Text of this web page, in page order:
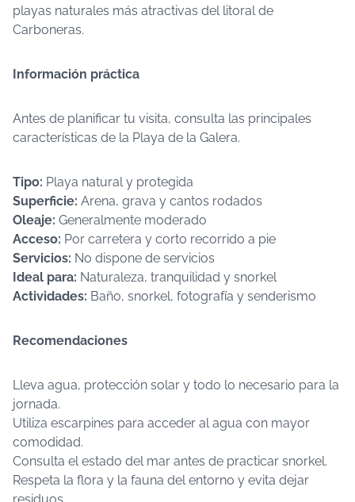
playas naturales más atractivas del litoral de
Carboneras.
Información práctica
Antes de planificar tu visita, consulta las principales
características de la Playa de la Galera.
Tipo: Playa natural y protegida
Superficie: Arena, grava y cantos rodados
Oleaje: Generalmente moderado
Acceso: Por carretera y corto recorrido a pie
Servicios: No dispone de servicios
Ideal para: Naturaleza, tranquilidad y snorkel
Actividades: Baño, snorkel, fotografía y senderismo
Recomendaciones
Lleva agua, protección solar y todo lo necesario para la
jornada.
Utiliza escarpines para acceder al agua con mayor
comodidad.
Consulta el estado del mar antes de practicar snorkel.
Respeta la flora y la fauna del entorno y evita dejar